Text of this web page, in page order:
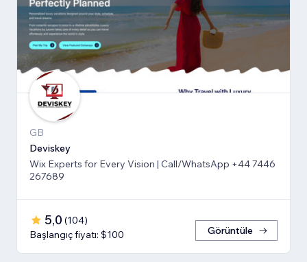
GB
Deviskey
Wix Experts for Every Vision | Call/WhatsApp +44 7446
267689
5,0 (104)
Başlangıç fiyatı: $100
Görüntüle